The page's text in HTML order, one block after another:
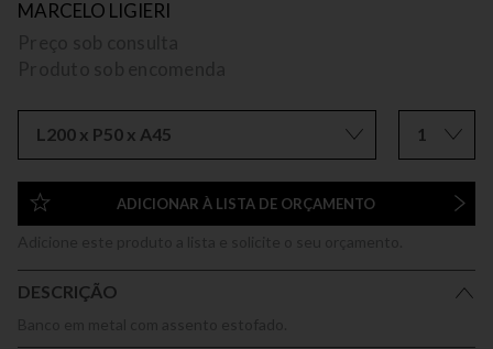
MARCELO LIGIERI
L200 x P50 x A45 1
ADICIONAR À LISTA DE ORÇAMENTO
DESCRIÇÃO